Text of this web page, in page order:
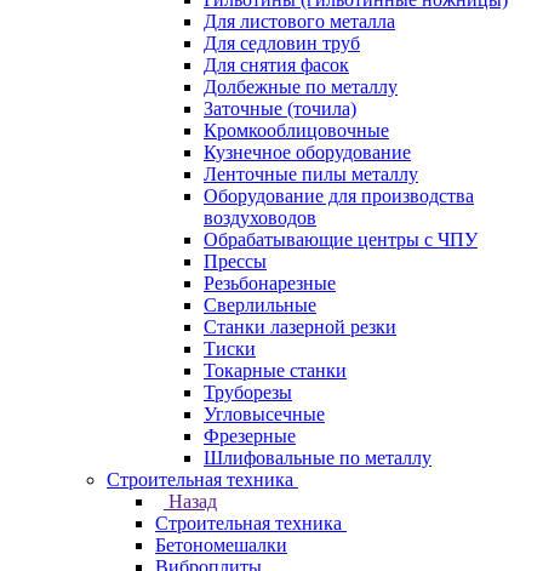
Для листового металла
Для седловин труб
Для снятия фасок
Долбежные по металлу
Заточные (точила)
Кромкооблицовочные
Кузнечное оборудование
Ленточные пилы металлу
Оборудование для производства
воздуховодов
Обрабатывающие центры с ЧПУ
Прессы
Резьбонарезные
Сверлильные
Станки лазерной резки
Тиски
Токарные станки
Труборезы
Угловысечные
Фрезерные
Шлифовальные по металлу
Строительная техника
Назад
Строительная техника
Бетономешалки
Виброплиты